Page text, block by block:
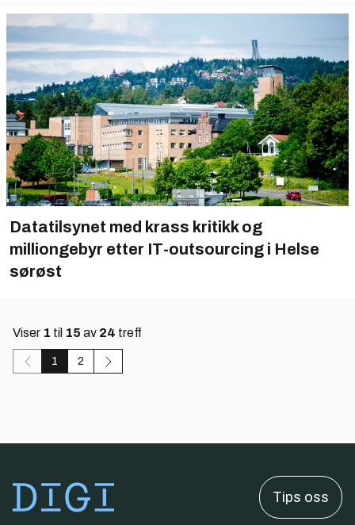
Datatilsynet med krass kritikk og
milliongebyr etter IT-outsourcing i Helse
sørøst
Viser 1 til 15 av 24 treff
1 2
Tips oss